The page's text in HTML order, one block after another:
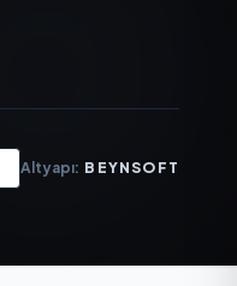
Altyapı: BEYNSOFT